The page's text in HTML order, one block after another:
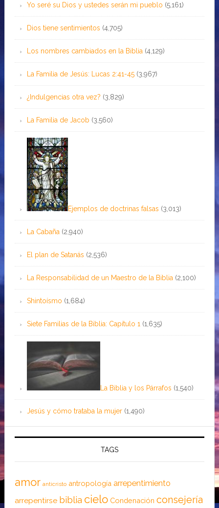
Yo seré su Dios y ustedes serán mi pueblo (5,161)
Dios tiene sentimientos (4,705)
Los nombres cambiados en la Biblia (4,129)
La Familia de Jesús: Lucas 2:41-45 (3,967)
¿Indulgencias otra vez? (3,829)
La Familia de Jacob (3,560)
Ejemplos de doctrinas falsas (3,013)
La Cabaña (2,940)
El plan de Satanás (2,536)
La Responsabilidad de un Maestro de la Biblia (2,100)
Shintoísmo (1,684)
Siete Familias de la Biblia: Capítulo 1 (1,635)
La Biblia y los Párrafos (1,540)
Jesús y cómo trataba la mujer (1,490)
TAGS
amor anticristo antropología arrepentimiento
arrepentirse biblia cielo Condenación consejería